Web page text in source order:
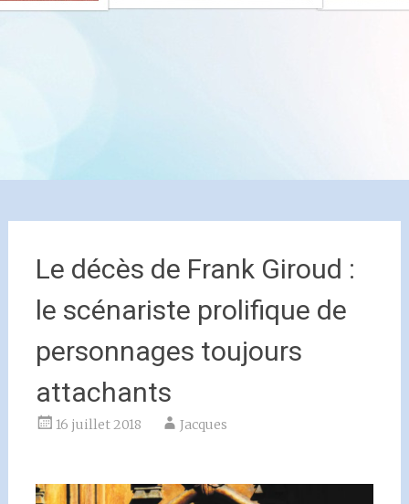
Le décès de Frank Giroud :
le scénariste prolifique de
personnages toujours
attachants
16 juillet 2018 Jacques